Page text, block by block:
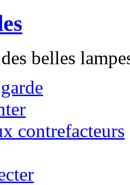
belles
contrefacteurs